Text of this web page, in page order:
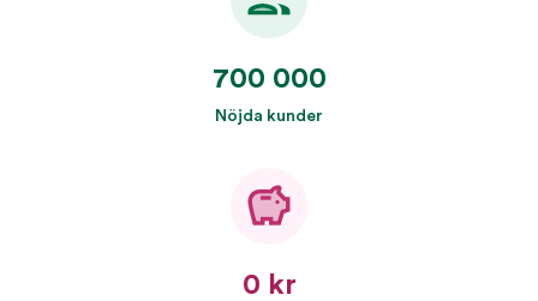
700 000
Nöjda kunder
0 kr